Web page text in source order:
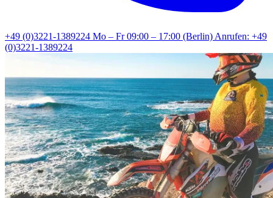
+49 (0)3221-1389224 Mo – Fr 09:00 – 17:00 (Berlin)Anrufen: +49
(0)3221-1389224